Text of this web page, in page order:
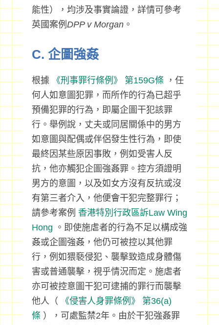
能性），均涉及事實論證，詳情可參考
英國案例 DPP v Morgan。
C. 企圖強姦
根據 《刑事罪行條例》 第159G條 ，任
何人如意圖犯罪，而所作的行為已超乎
預備犯罪的行為，即屬企圖干犯該罪
行。舉例說，丈夫或同居關係中的男方
如意圖與配偶或伴侶發生性行為，即使
最終因某些原因事敗，例如受害人反
抗，他亦觸犯企圖強姦罪。控方須證明
男方的意圖，以及如女方沒有反抗或沒
有第三者介入，他便會干犯完整罪行；
請參考案例 香港特別行政區訴Law Wing
Hong 。即使施虐者的行為不足以構成強
姦或企圖強姦，他仍可被控以其他罪
行，例如猥褻侵犯、襲擊致造成身體傷
害或普通襲擊，視乎情況而定。施虐者
亦可被控意圖干犯可逮捕的罪行而襲擊
他人（
《侵害人身罪條例》
第36(a)
條 ），可處監禁2年。由於干犯強姦罪